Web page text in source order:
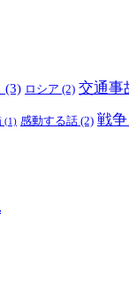
(3) ロシア (2) 交通事
(1) 感動する話 (2) 戦争